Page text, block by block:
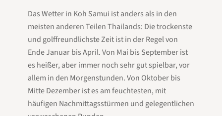
Das Wetter in Koh Samui ist anders als in den
meisten anderen Teilen Thailands: Die trockenste
und golffreundlichste Zeit ist in der Regel von
Ende Januar bis April. Von Mai bis September ist
es heißer, aber immer noch sehr gut spielbar, vor
allem in den Morgenstunden. Von Oktober bis
Mitte Dezember ist es am feuchtesten, mit
häufigen Nachmittagsstürmen und gelegentlichen